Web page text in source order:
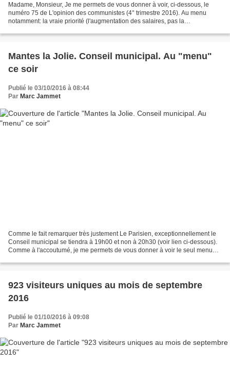
Madame, Monsieur, Je me permets de vous donner à voir, ci-dessous, le
numéro 75 de L'opinion des communistes (4° trimestre 2016). Au menu
notamment: la vraie priorité (l'augmentation des salaires, pas la
Mantes la Jolie. Conseil municipal. Au "menu"
ce soir
Publié le 03/10/2016 à 08:44
Par Marc Jammet
Comme le fait remarquer très justement Le Parisien, exceptionnellement le
Conseil municipal se tiendra à 19h00 et non à 20h30 (voir lien ci-dessous).
Comme à l'accoutumé, je me permets de vous donner à voir le seul menu
923 visiteurs uniques au mois de septembre
2016
Publié le 01/10/2016 à 09:08
Par Marc Jammet